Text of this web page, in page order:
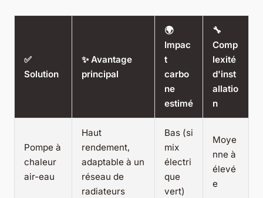
✅
Solution
✨ Avantage
principal
🌍
Impac
t
carbo
ne
estimé
🔧
Comp
lexité
d'inst
allatio
n
Pompe à
chaleur
air-eau
Haut
rendement,
adaptable à un
réseau de
radiateurs
Bas (si
mix
électri
que
vert)
Moye
nne à
élevé
e